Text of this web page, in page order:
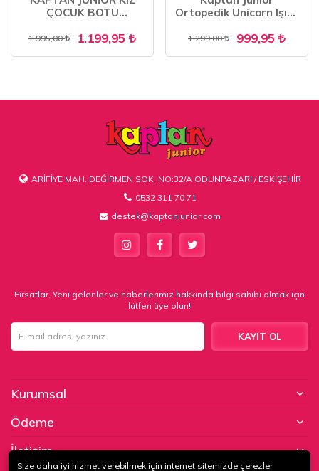
ÇOCUK BOTU
PSSK 650
1.995,00 1.199,95
Ortopedik Unicorn Işıklı
500
1.299,00 999,95
ARİFİYE MAH. DEĞİRMEN SOK. NO:32/A ODUNPAZARI / ESKİŞEHİR
0532 311 70 71
destek@kaptanjunior.com
Fırsatlar, Yeni gelenler ve haberlerimiz hakkında bilgi sahibi olmak için
lütfen üye olun!
KAYIT OL
Kurumsal
Ödeme
İletişim
Size daha iyi hizmet verebilmek için internet sitemizde çerezler